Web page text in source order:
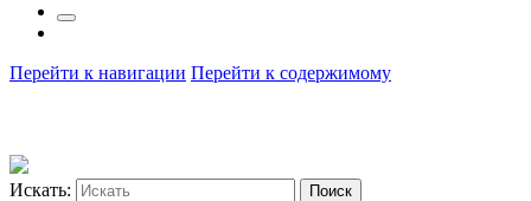
Перейти к навигации Перейти к содержимому
Искать: